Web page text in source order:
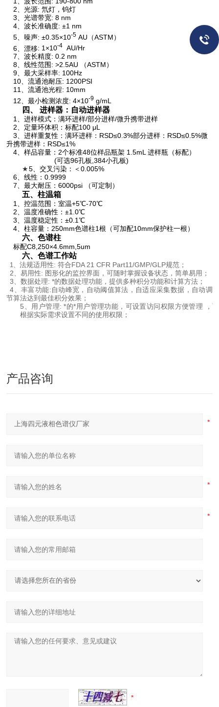
2 、光源:氘灯，钨灯
3 、光谱带宽: 8 nm
4 、波长准确度: ±1 nm
5 、噪声: ±0.35×10-5 AU （ASTM）
6 、漂移: 1×10-4
AU/Hr
7、波长精度: 0.2 nm
8、线性范围: >2.5AU （ASTM）
9、最大采样率: 100Hz
10、流通池耐压: 1200PSI
11、流通池光程: 10mm
12 、最小检测浓度: 4×10-9 g/mL
四、 进样器：自动进样器
1 、进样模式：满环进样/部分进样/微升携带进样
2 、定量环体积：标配100 μL
3 、进样重复性：满环进样： RSD≤0.3%部分进样： RSD≤0.5%微
升携带进样： RSD≤1%
4 、样品容量： 2个标准48位样品瓶架 1.5mL进样瓶（标配）
(可选96孔板 ,384小孔板)
★5 、交叉污染：＜0.005%
6 、线性：0.9999
7 、最大耐压：6000psi （可定制）
五、柱温箱
1 、控温范围：室温+5℃-70℃
2 、温度准确性：±1.0℃
3 、温度稳定性：±0.1℃
4 、柱容量： 250mm色谱柱1根（可加配10mm保护柱一根）
六、色谱柱
标配C8,250×4.6mm,5um
六、色谱工作站
1 、法规适用性:符合FDA 21 CFR Part11/GMP/GLP规范；
2 、易用性: 图形化的监控界面，可随时掌握设备状态，简单易用；
3 、数据处理:*的数据处理功能，提供多种积分功能和计算方法；
4 、丰富功能:自动峰宽，自动阈值算法，自适应采集数据，自动调
节算法达到最佳积分效果；
5 、用户管理:*的*用户管理功能，可设置访问权限方便管理 ，
根据实际需求设置不同的使用权限；
产品咨询